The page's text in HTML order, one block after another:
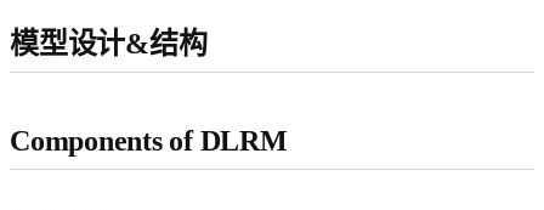
模型设计&结构
Components of DLRM